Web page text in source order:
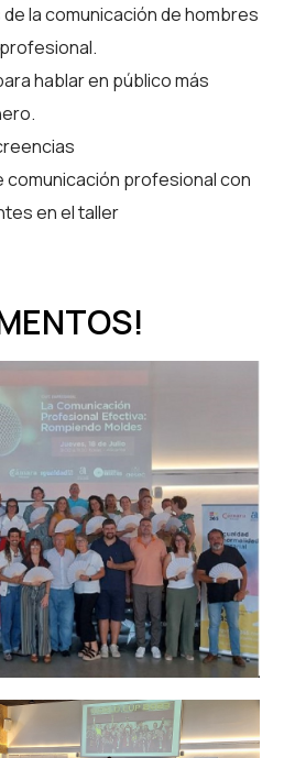
la comunicación de hombres
hablar en público más
profesional con
en el taller